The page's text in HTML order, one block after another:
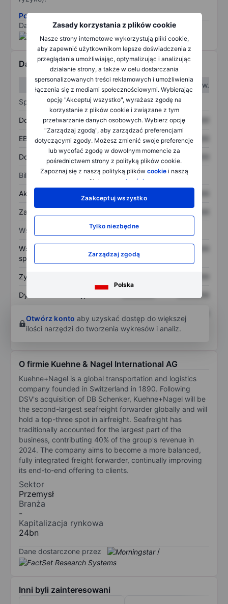
Zasady korzystania z plików cookie
Nasze strony internetowe wykorzystują pliki cookie,
aby zapewnić użytkownikom lepsze doświadczenia z
przeglądania umożliwiając, optymalizując i analizując
działanie strony, a także w celu dostarczania
spersonalizowanych treści reklamowych i umożliwienia
łączenia się z mediami społecznościowymi. Wybierając
opcję "Akceptuj wszystko", wyrażasz zgodę na
korzystanie z plików cookie i związane z tym
przetwarzanie danych osobowych. Wybierz opcję
"Zarządzaj zgodą", aby zarządzać preferencjami
dotyczącymi zgody. Możesz zmienić swoje preferencje
lub wycofać zgodę w dowolnym momencie za
pośrednictwem strony z polityką plików cookie.
Zapoznaj się z naszą polityką plików cookiei naszą
polityką
prywatności
Zaakceptuj wszystko
Tylko niezbędne
Zarządzaj zgodą
Polska
Pobierz metodologię ryzyka ESG.
Dane dostarczone przez
/
Dane finansowe
W I kw.
W II kw.
Sprawozdanie z zysków
Dochód XXXXXXX XXXXXXX
EBITDA XXXXXXX XXXXXXX
Dochód netto XXXXXXX
Bilans
Aktywa ogółem
Zadłużenie ogółem
Wskaźniki
Współczynnik cena do
sprzedaży
XXXXXXX
Zysk na akcję
Dywidenda na akcję XXXXXXX
własnego
Otwórz konto aby uzyskać dostęp do większej
ilości narzędzi do tworzenia wykresów i analiz.
O firmie Kuehne & Nagel International AG
Kuehne+Nagel is a global transportation and logistics
company founded in Switzerland in 1890. Following
DSV's acquisition of DB Schenker, Kuehne+Nagel will be
the second-largest seafreight forwarder globally and will
hold a top-three spot in airfreight. Seafreight has
traditionally accounted for the largest part of the
business, contributing 40% of the group's revenue in
2024. The company aims to become a more balanced,
fully integrated freight forwarder, continually improving
its end-to-end offering to clients.
Sektor
Przemysł
Branża
-
Kapitalizacja rynkowa
24bn
Dane dostarczone przez /
Inni byli zainteresowani